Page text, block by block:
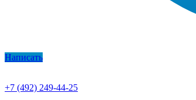
Написать
+7 (492) 249-44-25